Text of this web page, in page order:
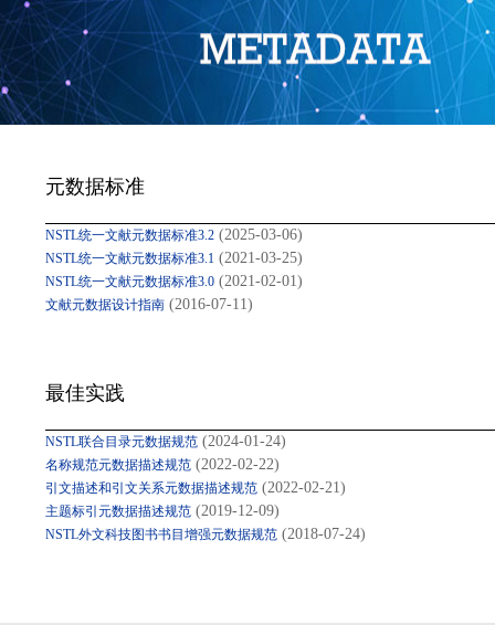
元数据标准
NSTL统一文献元数据标准3.2 (2025-03-06)
NSTL统一文献元数据标准3.1 (2021-03-25)
NSTL统一文献元数据标准3.0 (2021-02-01)
文献元数据设计指南 (2016-07-11)
最佳实践
NSTL联合目录元数据规范 (2024-01-24)
名称规范元数据描述规范 (2022-02-22)
引文描述和引文关系元数据描述规范 (2022-02-21)
主题标引元数据描述规范 (2019-12-09)
NSTL外文科技图书书目增强元数据规范 (2018-07-24)